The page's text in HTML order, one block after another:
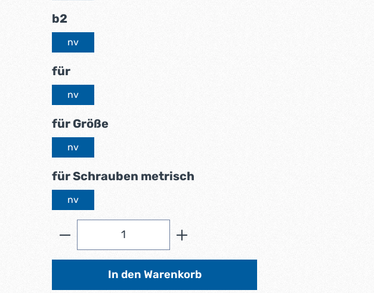
b2auswählen
nv
fürauswählen
nv
für Größeauswählen
nv
für Schrauben metrisch
nv
Produkt Anzahl: Gib den gewünschten Wert
In den Warenkorb